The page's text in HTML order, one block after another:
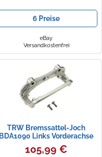
6 Preise
eBay
Versandkostenfrei
TRW Bremssattel-Joch
BDA1090 Links Vorderachse
für Land Rover Discovery IV /
Range Rover Sport I
105,99 €